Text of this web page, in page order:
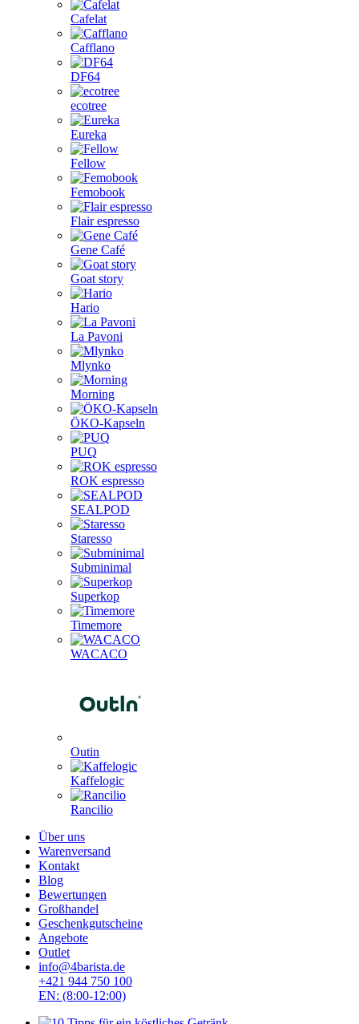
Cafelat
Cafflano
DF64
ecotree
Eureka
Fellow
Femobook
Flair espresso
Gene Café
Goat story
Hario
La Pavoni
Mlynko
Morning
ÖKO-Kapseln
PUQ
ROK espresso
SEALPOD
Staresso
Subminimal
Superkop
Timemore
WACACO
Outin
Kaffelogic
Rancilio
Über uns
Warenversand
Kontakt
Blog
Bewertungen
Großhandel
Geschenkgutscheine
Angebote
Outlet
info@4barista.de
+421 944 750 100
EN: (8:00-12:00)